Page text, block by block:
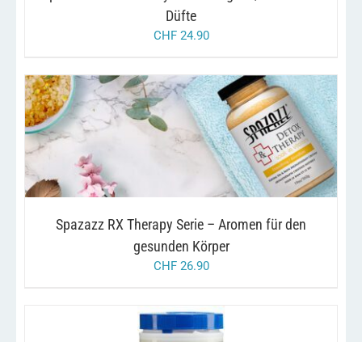
AUF
GEWÄHLT
WERDEN
Düfte
CHF24.90
AUSFÜHRUNG WÄHLEN DIESES
PRODUKT
WEIST
MEHRERE
VARIANTEN
DIE
OPTIONEN
KÖNNEN
AUF
GEWÄHLT
WERDEN
/ DETAILS
Spazazz RX Therapy Serie – Aromen für den
gesunden Körper
CHF26.90